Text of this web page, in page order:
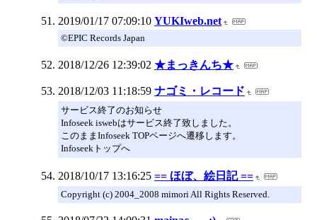
2019/01/17 07:09:10 YUKIweb.net
©EPIC Records Japan
2018/12/26 12:39:02 ★まっきんち★
2018/12/03 11:18:59 ナゴミ・レコード
サービス終了のお知らせ
Infoseek iswebはサービス終了致しました。
このままInfoseek TOPページへ遷移します。
Infoseekトップへ
2018/10/17 13:16:25 == ほぼ、絵日記 ==
Copyright (c) 2004_2008 mimori All Rights Reserved.